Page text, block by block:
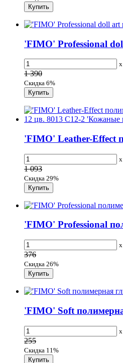
'FIMO' Professional
x
1 390
Скидка 6%
'FIMO' Leather-Effect
x
1 093
Скидка 29%
'FIMO' Professional
x
376
Скидка 26%
'FIMO' Soft
x
255
Скидка 11%